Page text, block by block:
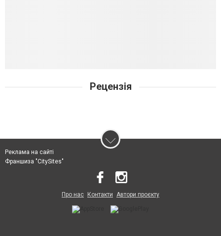
Рецензія
Реклама на сайті
Франшиза "CitySites"
Про нас Контакти Автори проєкту